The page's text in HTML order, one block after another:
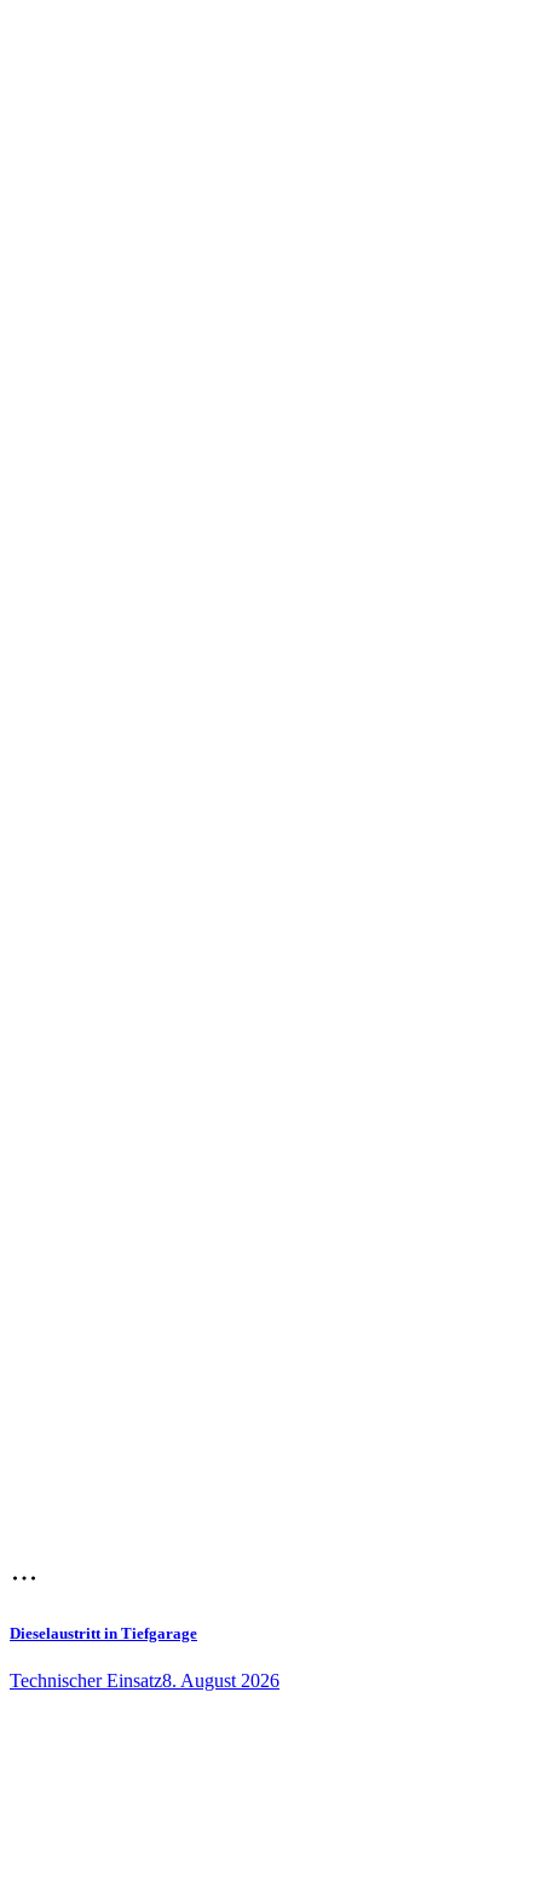
Dieselaustritt in Tiefgarage
Technischer Einsatz8. August 2026